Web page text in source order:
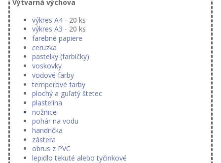
Výtvarná výchova
výkres A4 - 20 ks
výkres A3 - 20 ks
farebné papiere
ceruzka
pastelky (farbičky)
voskovky
vodové farby
temperové farby
plochý a guľatý štetec
plastelína
nožnice
pohár na vodu
handrička
zástera
obrus z PVC
lepidlo tekuté alebo tyčinkové